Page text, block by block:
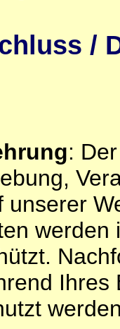
/
:
unserer